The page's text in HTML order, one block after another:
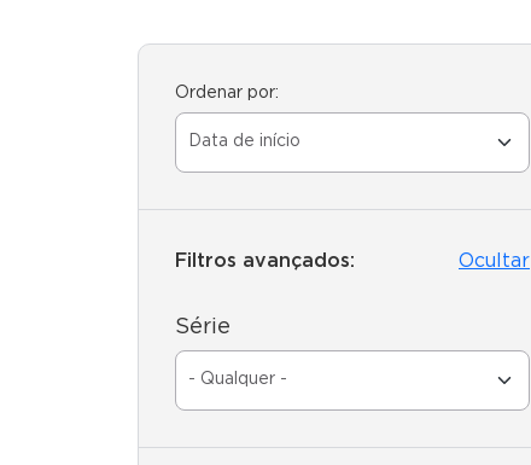
Ordenar por:
Filtros avançados: Ocultar
Série